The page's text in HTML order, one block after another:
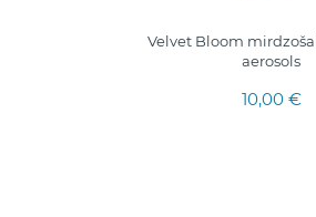
Velvet Bloom
aerosols
10,00 €